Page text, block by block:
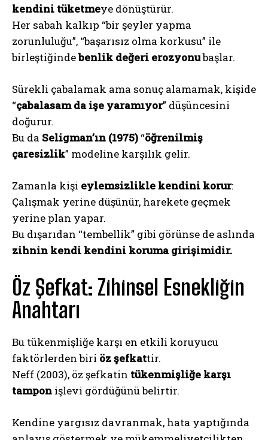
kendini tüketmeye dönüştürür.
Her sabah kalkıp “bir şeyler yapma
zorunluluğu”, “başarısız olma korkusu” ile
birleştiğindebenlik değeri erozyonubaşlar.
Sürekli çabalamak ama sonuç alamamak, kişide
“çabalasam da işe yaramıyor” düşüncesini
doğurur.
Bu da Seligman’ın (1975) “öğrenilmiş
çaresizlik” modeline karşılık gelir.
Zamanla kişi eylemsizlikle kendini korur:
Çalışmak yerine düşünür, harekete geçmek
yerine plan yapar.
Bu dışarıdan “tembellik” gibi görünse de aslında
zihnin kendi kendini koruma girişimidir.
Öz Şefkat: Zihinsel Esnekliğin
Anahtarı
Bu tükenmişliğe karşı en etkili koruyucu
faktörlerden biri öz şefkattir.
Neff (2003), öz şefkatin tükenmişliğe karşı
tampon işlevi gördüğünü belirtir.
Kendine yargısız davranmak, hata yaptığında